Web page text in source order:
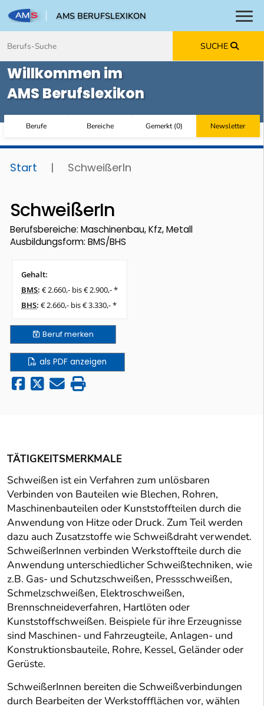
AMS BERUFSLEXIKON
SUCHE
Willkommen im
AMS Berufslexikon
Berufe Bereiche Gemerkt(0) Newsletter
Start | SchweißerIn
SchweißerIn
Berufsbereiche: Maschinenbau, Kfz, Metall
Ausbildungsform: BMS/BHS
Gehalt:
BMS: € 2.660,- bis € 2.900,- *
BHS: € 2.660,- bis € 3.330,- *
Berufmerken
als PDF anzeigen
TÄTIGKEITSMERKMALE
Schweißen ist ein Verfahren zum unlösbaren
Verbinden von Bauteilen wie Blechen, Rohren,
Maschinenbauteilen oder Kunststoffteilen durch die
Anwendung von Hitze oder Druck. Zum Teil werden
dazu auch Zusatzstoffe wie Schweißdraht verwendet.
SchweißerInnen verbinden Werkstoffteile durch die
Anwendung unterschiedlicher Schweißtechniken, wie
z.B. Gas- und Schutzschweißen, Pressschweißen,
Schmelzschweißen, Elektroschweißen,
Brennschneideverfahren, Hartlöten oder
Kunststoffschweißen. Beispiele für ihre Erzeugnisse
sind Maschinen- und Fahrzeugteile, Anlagen- und
Konstruktionsbauteile, Rohre, Kessel, Geländer oder
Gerüste.
SchweißerInnen bereiten die Schweißverbindungen
durch Bearbeiten der Werkstoffflächen vor, wählen